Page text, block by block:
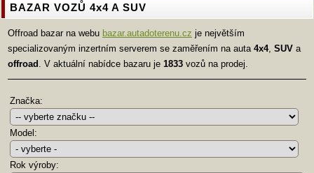
BAZAR VOZŮ 4x4 A SUV
Offroad bazar na webu bazar.autadoterenu.cz je největším
specializovaným inzertním serverem se zaměřením na auta 4x4, SUV a
offroad
. V aktuální nabídce bazaru je 1833 vozů na prodej.
Značka:
Model:
Rok výroby: